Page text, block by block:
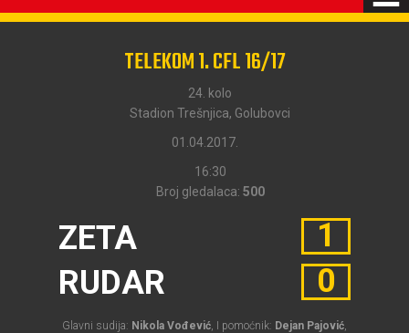
TELEKOM 1. CFL 16/17
24. kolo
Stadion Trešnjica, Golubovci
01.04.2017.
16:30
Broj gledalaca: 500
ZETA
RUDAR
1
0
Glavni sudija: Nikola Vođević, I pomoćnik: Dejan Pajović,